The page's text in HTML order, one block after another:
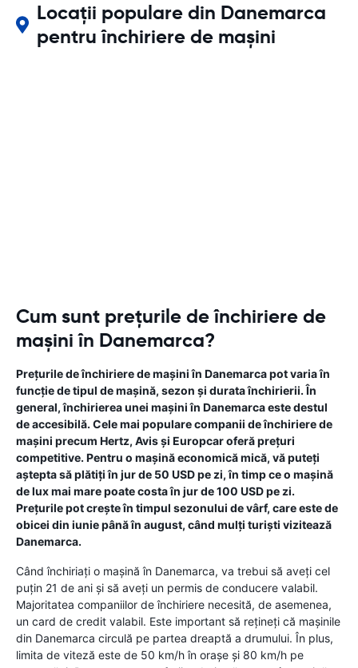
Locații populare din Danemarca
pentru închiriere de mașini
Cum sunt prețurile de închiriere de
mașini în Danemarca?
Prețurile de închiriere de mașini în Danemarca pot varia în
funcție de tipul de mașină, sezon și durata închirierii. În
general, închirierea unei mașini în Danemarca este destul
de accesibilă. Cele mai populare companii de închiriere de
mașini precum Hertz, Avis și Europcar oferă prețuri
competitive. Pentru o mașină economică mică, vă puteți
aștepta să plătiți în jur de 50 USD pe zi, în timp ce o mașină
de lux mai mare poate costa în jur de 100 USD pe zi.
Prețurile pot crește în timpul sezonului de vârf, care este de
obicei din iunie până în august, când mulți turiști vizitează
Danemarca.
Când închiriați o mașină în Danemarca, va trebui să aveți cel
puțin 21 de ani și să aveți un permis de conducere valabil.
Majoritatea companiilor de închiriere necesită, de asemenea,
un card de credit valabil. Este important să rețineți că mașinile
din Danemarca circulă pe partea dreaptă a drumului. În plus,
limita de viteză este de 50 km/h în orașe și 80 km/h pe